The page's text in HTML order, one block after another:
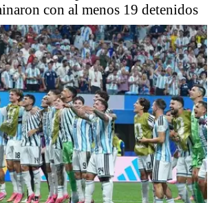
con al menos 19 detenidos